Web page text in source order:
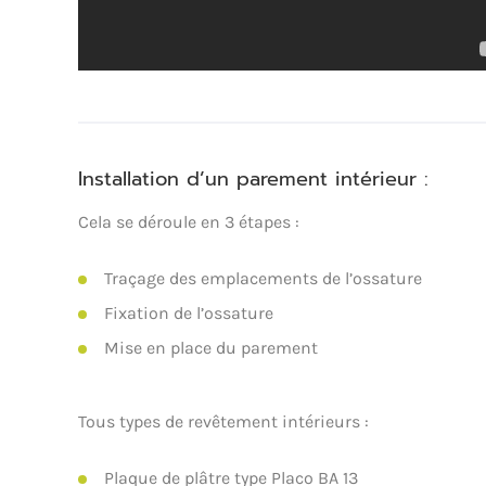
Installation d’un parement intérieur :
Cela se déroule en 3 étapes :
Traçage des emplacements de l’ossature
Fixation de l’ossature
Mise en place du parement
Tous types de revêtement intérieurs :
Plaque de plâtre type Placo BA 13